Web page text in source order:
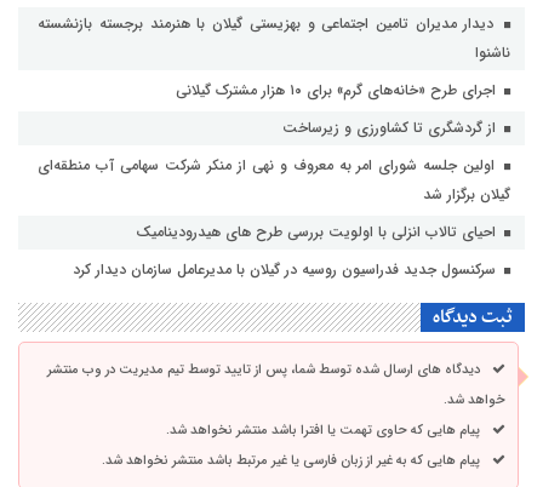
دیدار مدیران تامین اجتماعی و بهزیستی گیلان با هنرمند برجسته بازنشسته
ناشنوا
اجرای طرح «خانه‌های گرم» برای ۱۰ هزار مشترک گیلانی
از گردشگری تا کشاورزی و زیرساخت
اولین جلسه شورای امر به معروف و نهی از منکر شرکت سهامی آب منطقه‌ای
گیلان برگزار شد
احیای تالاب انزلی با اولویت بررسی طرح های هیدرودینامیک
سرکنسول جدید فدراسیون روسیه در گیلان با مدیرعامل سازمان دیدار کرد
ثبت دیدگاه
دیدگاه های ارسال شده توسط شما، پس از تایید توسط تیم مدیریت در وب منتشر
خواهد شد.
پیام هایی که حاوی تهمت یا افترا باشد منتشر نخواهد شد.
پیام هایی که به غیر از زبان فارسی یا غیر مرتبط باشد منتشر نخواهد شد.